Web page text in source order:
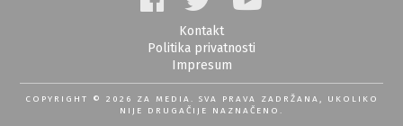
Kontakt
Politika privatnosti
Impresum
COPYRIGHT © 2026 ZA MEDIA. SVA PRAVA ZADRŽANA, UKOLIKO
NIJE DRUGAČIJE NAZNAČENO.